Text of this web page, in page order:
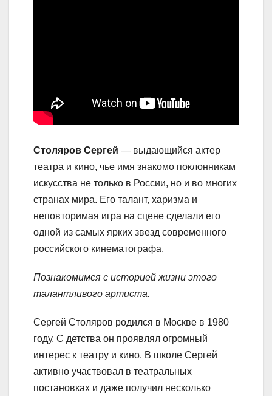
Столяров Сергей — выдающийся актер
театра и кино, чье имя знакомо поклонникам
искусства не только в России, но и во многих
странах мира. Его талант, харизма и
неповторимая игра на сцене сделали его
одной из самых ярких звезд современного
российского кинематографа.
Познакомимся с историей жизни этого
талантливого артиста.
Сергей Столяров родился в Москве в 1980
году. С детства он проявлял огромный
интерес к театру и кино. В школе Сергей
активно участвовал в театральных
постановках и даже получил несколько